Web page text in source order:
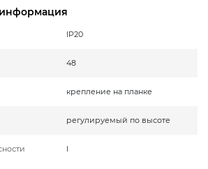
IP20
48
крепление на планке
регулируемый по высоте
I